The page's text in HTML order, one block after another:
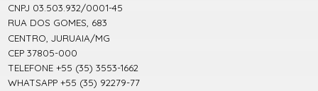
CNPJ 03.503.932/0001-45
RUA DOS GOMES, 683
CENTRO, JURUAIA/MG
CEP 37805-000
TELEFONE +55 (35) 3553-1662
WHATSAPP +55 (35) 92279-77